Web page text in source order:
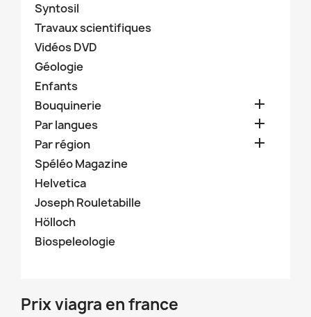
Syntosil
Travaux scientifiques
Vidéos DVD
Géologie
Enfants
Bouquinerie

Par langues 
Par région 
Spéléo Magazine
Helvetica
Joseph Rouletabille
Hölloch
Biospeleologie
Prix viagra en france